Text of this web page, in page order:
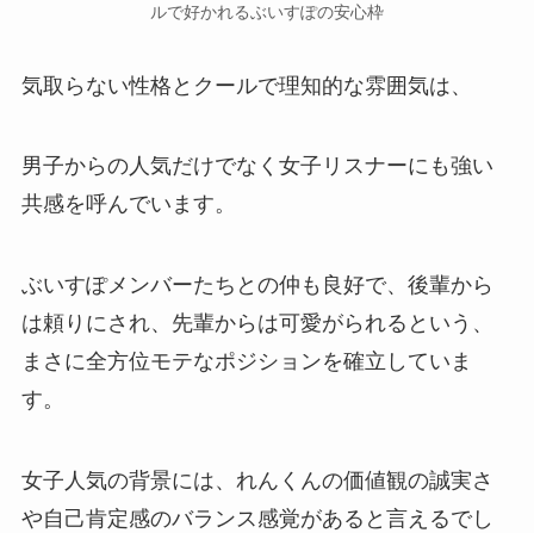
ルで好かれるぶいすぽの安心枠
気取らない性格とクールで理知的な雰囲気は、
男子からの人気だけでなく女子リスナーにも強い
共感を呼んでいます。
ぶいすぽメンバーたちとの仲も良好で、後輩から
は頼りにされ、先輩からは可愛がられるという、
まさに全方位モテなポジションを確立していま
す。
女子人気の背景には、れんくんの価値観の誠実さ
や自己肯定感のバランス感覚があると言えるでし